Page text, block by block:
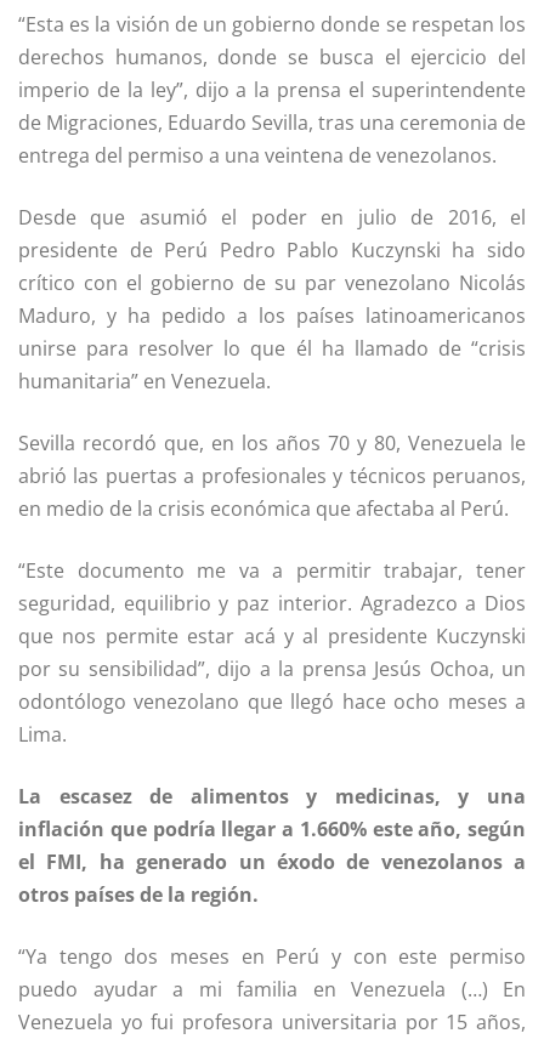
“Esta es la visión de un gobierno donde se respetan los
derechos humanos, donde se busca el ejercicio del
imperio de la ley”, dijo a la prensa el superintendente
de Migraciones, Eduardo Sevilla, tras una ceremonia de
entrega del permiso a una veintena de venezolanos.
Desde que asumió el poder en julio de 2016, el
presidente de Perú Pedro Pablo Kuczynski ha sido
crítico con el gobierno de su par venezolano Nicolás
Maduro, y ha pedido a los países latinoamericanos
unirse para resolver lo que él ha llamado de “crisis
humanitaria” en Venezuela.
Sevilla recordó que, en los años 70 y 80, Venezuela le
abrió las puertas a profesionales y técnicos peruanos,
en medio de la crisis económica que afectaba al Perú.
“Este documento me va a permitir trabajar, tener
seguridad, equilibrio y paz interior. Agradezco a Dios
que nos permite estar acá y al presidente Kuczynski
por su sensibilidad”, dijo a la prensa Jesús Ochoa, un
odontólogo venezolano que llegó hace ocho meses a
Lima.
La escasez de alimentos y medicinas, y una
inflación que podría llegar a 1.660% este año, según
el FMI, ha generado un éxodo de venezolanos a
otros países de la región.
“Ya tengo dos meses en Perú y con este permiso
puedo ayudar a mi familia en Venezuela (…) En
Venezuela yo fui profesora universitaria por 15 años,